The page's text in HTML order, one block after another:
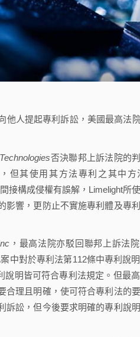
人提起專利訴訟，美國最高法
否決聯邦上訴法院的
但其使用其方法專利之其中方
接構成侵權有誤解，Limelight所
響，更防止不實施專利體及專
，最高法院亦駁回聯邦上訴法
中對於專利法第112條中專利說
明皆可符合專利法規定。但最
理且明確，使可符合專利法的
訟，但今後要求明確的專利說